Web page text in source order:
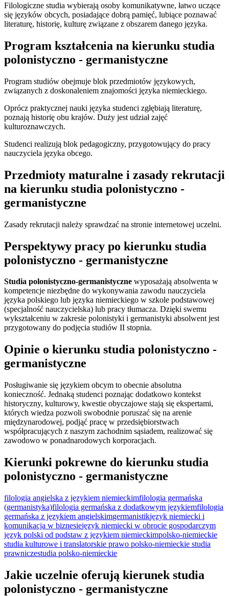
Filologiczne studia wybierają osoby komunikatywne, łatwo uczące
się języków obcych, posiadające dobrą pamięć, lubiące poznawać
literaturę, historię, kulturę związane z obszarem danego języka.
Program kształcenia na kierunku studia
polonistyczno - germanistyczne
Program studiów obejmuje blok przedmiotów językowych,
związanych z doskonaleniem znajomości języka niemieckiego.
Oprócz praktycznej nauki języka studenci zgłębiają literaturę,
poznają historię obu krajów. Duży jest udział zajęć
kulturoznawczych.
Studenci realizują blok pedagogiczny, przygotowujący do pracy
nauczyciela języka obcego.
Przedmioty maturalne i zasady rekrutacji
na kierunku studia polonistyczno -
germanistyczne
Zasady rekrutacji należy sprawdzać na stronie internetowej uczelni.
Perspektywy pracy po kierunku studia
polonistyczno - germanistyczne
Studia po­lonistycz­no-ger­ma­nistycz­ne wyposażają absolwenta w
kompetencje niezbędne do wykonywania zawodu nauczyciela
języka polskiego lub języka niemieckiego w szkole podstawowej
(specjalność nauczycielska) lub pracy tłumacza. Dzięki swemu
wykształceniu w zakresie polonistyki i germanistyki absolwent jest
przygotowany do podjęcia studiów II stopnia.
Opinie o kierunku studia polonistyczno -
germanistyczne
Posługiwanie się językiem obcym to obecnie absolutna
konieczność. Jednaką studenci poznając dodatkowo kontekst
historyczny, kulturowy, kwestie obyczajowe stają się ekspertami,
których wiedza pozwoli swobodnie poruszać się na arenie
międzynarodowej, podjąć pracę w przedsiębiorstwach
współpracujących z naszym zachodnim sąsiadem, realizować się
zawodowo w ponadnarodowych korporacjach.
Kierunki pokrewne do kierunku studia
polonistyczno - germanistyczne
filologia angielska z językiem niemieckimfilologia germańska
(germanistyka)filologia germańska z dodatkowym językiemfilologia
germańska z językiem angielskimgermanistikjęzyk niemiecki i
komunikacja w biznesiejęzyk niemiecki w obrocie gospodarczym
język polski od podstaw z językiem niemieckimpolsko-niemieckie
studia kulturowe i translatorskie prawo polsko-niemieckie studia
prawniczestudia polsko-niemieckie
Jakie uczelnie oferują kierunek studia
polonistyczno - germanistyczne